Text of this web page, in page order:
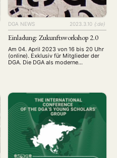
DGA NEWS 2023.3.10 {:de}
Einladung: Zukunftsworkshop 2.0
Am 04. April 2023 von 16 bis 20 Uhr
(online). Exklusiv für Mitglieder der
DGA. Die DGA als moderne
den vergangenen Jahren hat der
Vorstand der Deutschen Gesellschaft
für Asienkunde (DGA) über drei
Amtsperioden in wechselnder
Besetzung …